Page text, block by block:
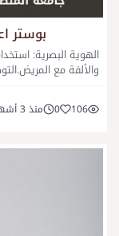
بوستر
الهوية البصرية:
والألفة مع المريض.
106
0 منذ 3 أشهر